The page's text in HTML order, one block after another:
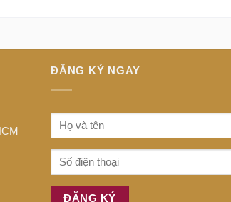
ĐĂNG KÝ NGAY